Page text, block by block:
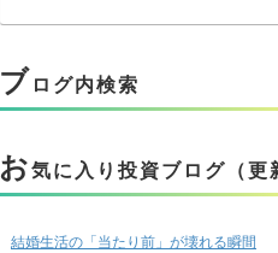
ブ ログ内検索
お気に入り投資ブログ（更
結婚生活の「当たり前」が壊れる瞬間